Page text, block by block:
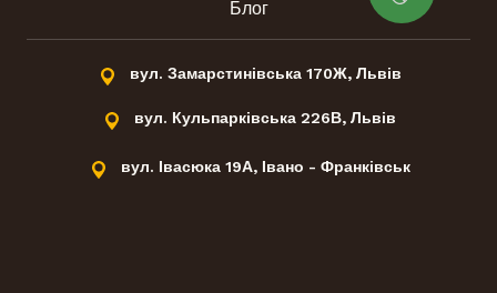
Блог
вул. Замарстинівська 170Ж, Львів
вул. Кульпарківська 226В, Львів
вул. Івасюка 19А, Івано - Франківськ